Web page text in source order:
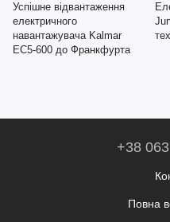
Успішне відвантаження
електричного
навантажувача Kalmar
EC5-600 до Франкфурта
+38
Повна